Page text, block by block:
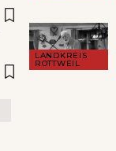
LANDKREIS
ROTTWEIL